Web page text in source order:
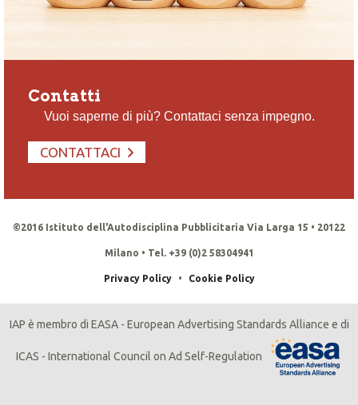
Contatti
Vuoi saperne di più? Contattaci senza impegno.
CONTATTACI
©2016 Istituto dell'Autodisciplina Pubblicitaria Via Larga 15 • 20122
Milano • Tel. +39 (0)2 58304941
Privacy Policy • Cookie Policy
IAP è membro di EASA - European Advertising Standards Alliance e di
ICAS - International Council on Ad Self-Regulation